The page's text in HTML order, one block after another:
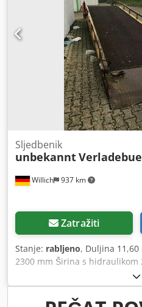
Willich 937 km
Sljedbenik
unbekannt
Zatražiti
Stanje: rabljeno, Duljina
2300 mm Širina s hidraulikom
Tizs Akger Molimo imajte na
spreman za utovar. Iz tog
demonstrirati rad pod